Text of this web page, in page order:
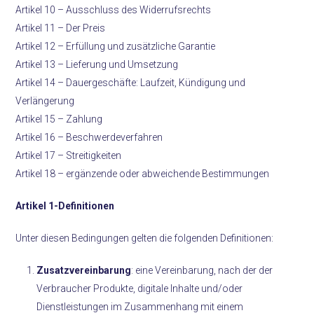
Artikel 10 – Ausschluss des Widerrufsrechts
Artikel 11 – Der Preis
Artikel 12 – Erfüllung und zusätzliche Garantie
Artikel 13 – Lieferung und Umsetzung
Artikel 14 – Dauergeschäfte: Laufzeit, Kündigung und
Verlängerung
Artikel 15 – Zahlung
Artikel 16 – Beschwerdeverfahren
Artikel 17 – Streitigkeiten
Artikel 18 – ergänzende oder abweichende Bestimmungen
Artikel 1-Definitionen
Unter diesen Bedingungen gelten die folgenden Definitionen:
Zusatzvereinbarung: eine Vereinbarung, nach der der
Verbraucher Produkte, digitale Inhalte und/oder
Dienstleistungen im Zusammenhang mit einem